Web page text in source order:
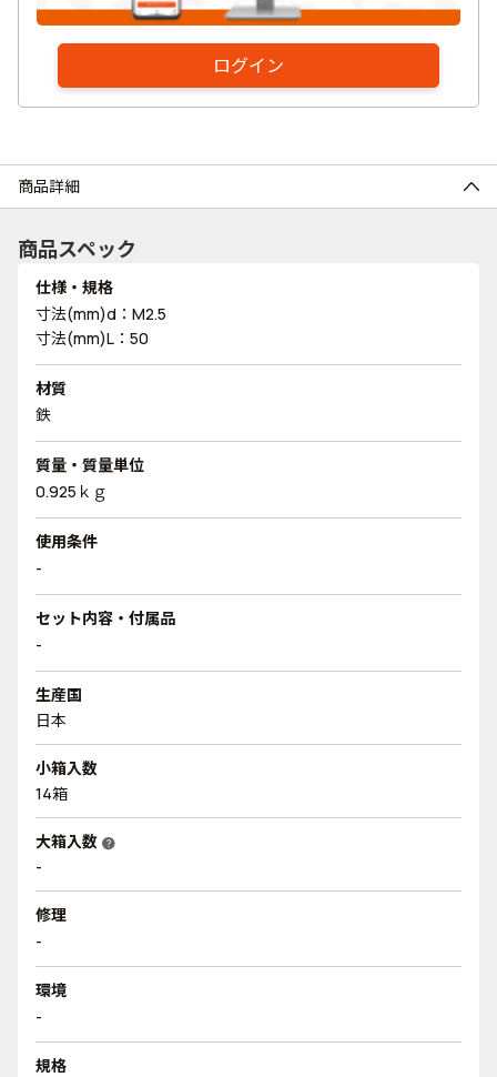
ログイン
商品詳細
商品スペック
仕様・規格
寸法(mm)d：M2.5
寸法(mm)L：50
材質
鉄
質量・質量単位
0.925ｋｇ
使用条件
-
セット内容・付属品
-
生産国
日本
小箱入数
14箱
大箱入数 help
-
修理
-
環境
-
規格